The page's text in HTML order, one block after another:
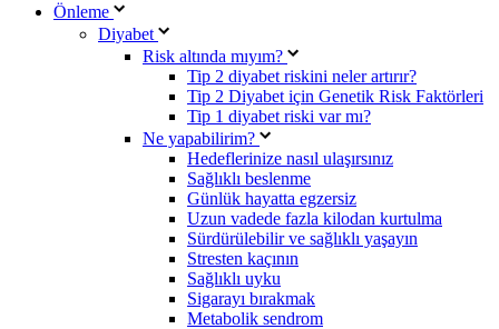
Önleme
Diyabet
Risk altında mıyım?
Tip 2 diyabet riskini neler artırır?
Tip 2 Diyabet için Genetik Risk Faktörleri
Tip 1 diyabet riski var mı?
Ne yapabilirim?
Hedeflerinize nasıl ulaşırsınız
Sağlıklı beslenme
Günlük hayatta egzersiz
Uzun vadede fazla kilodan kurtulma
Sürdürülebilir ve sağlıklı yaşayın
Stresten kaçının
Sağlıklı uyku
Sigarayı bırakmak
Metabolik sendrom